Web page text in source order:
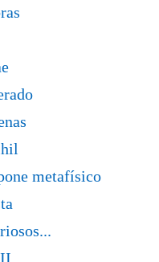
metafísico